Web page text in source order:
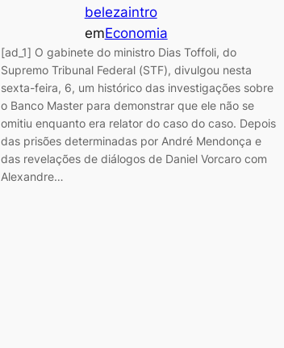
belezaintro
emEconomia
[ad_1] O gabinete do ministro Dias Toffoli, do
Supremo Tribunal Federal (STF), divulgou nesta
sexta-feira, 6, um histórico das investigações sobre
o Banco Master para demonstrar que ele não se
omitiu enquanto era relator do caso do caso. Depois
das prisões determinadas por André Mendonça e
das revelações de diálogos de Daniel Vorcaro com
Alexandre…